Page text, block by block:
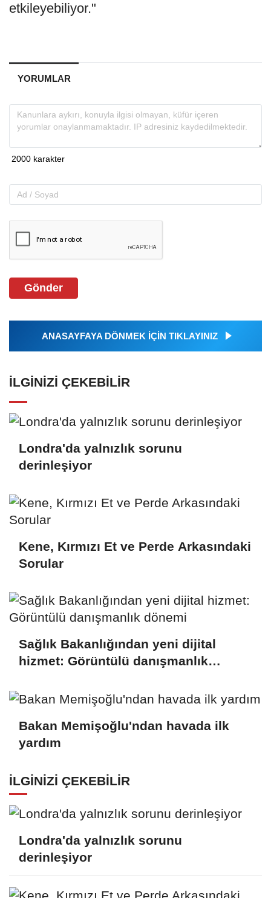
etkileyebiliyor."
YORUMLAR
Gönder
ANASAYFAYA DÖNMEK İÇİN TIKLAYINIZ
İLGINIZI ÇEKEBILIR
Londra'da yalnızlık sorunu
derinleşiyor
Kene, Kırmızı Et ve Perde Arkasındaki
Sorular
Sağlık Bakanlığından yeni dijital
hizmet: Görüntülü danışmanlık
Bakan Memişoğlu'ndan havada ilk
yardım
İLGINIZI ÇEKEBILIR
Londra'da yalnızlık sorunu
derinleşiyor